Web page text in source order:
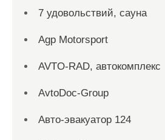
7 удовольствий, сауна
Agp Motorsport
AVTO-RAD, автокомплекс
AvtoDoc-Group
Aвто-эвакуатор 124